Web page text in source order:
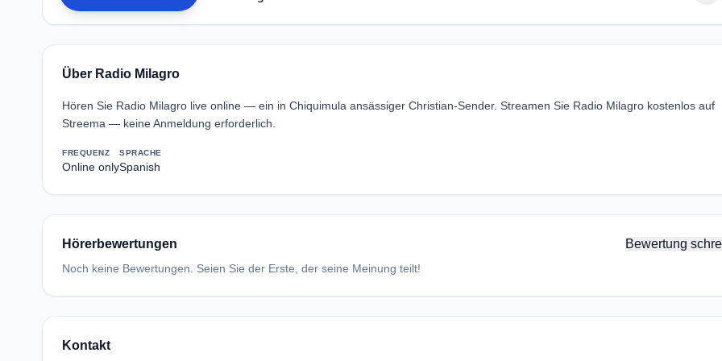
Über Radio Milagro
Hören Sie Radio Milagro live online — ein in Chiquimula ansässiger Christian-Sender. Streamen Sie Radio Milagro kostenlos auf
Streema — keine Anmeldung erforderlich.
FREQUENZ
Online only
SPRACHE
Spanish
Hörerbewertungen Bewertung
Noch keine Bewertungen. Seien Sie der Erste, der seine Meinung teilt!
Kontakt